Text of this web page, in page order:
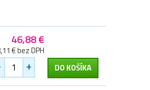
46,88 €
€ bez DPH
+ DO KOŠÍKA